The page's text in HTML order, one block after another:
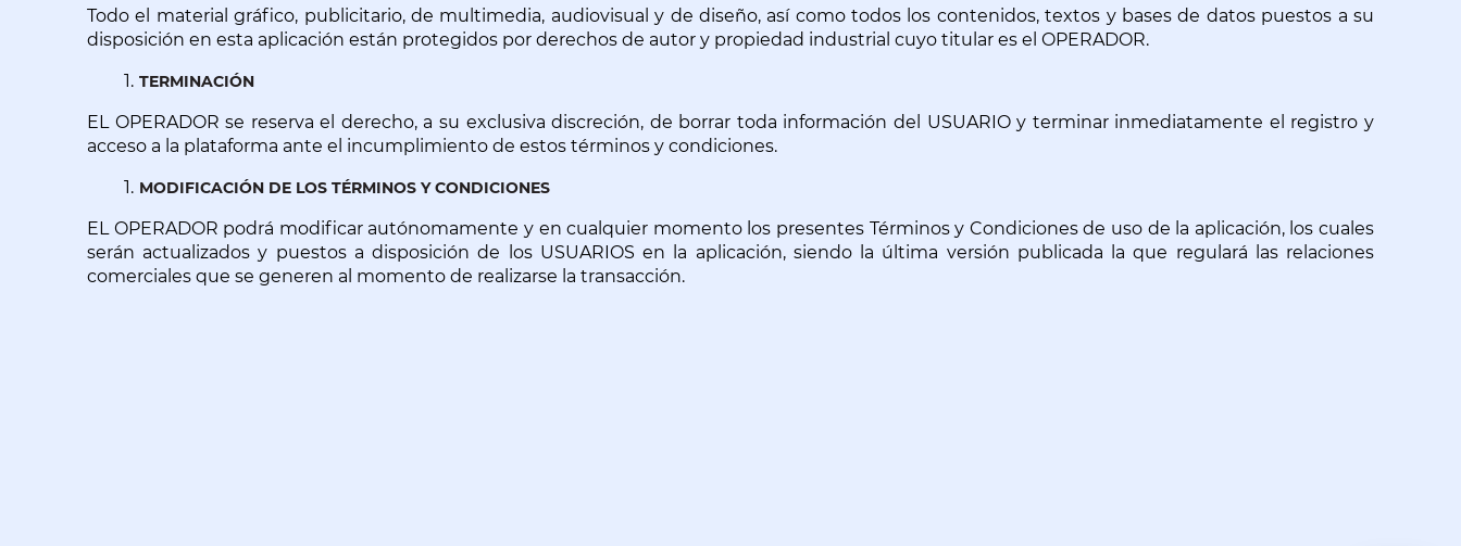
Todo el material gráfico, publicitario, de multimedia, audiovisual y de diseño, así como todos los contenidos, textos y bases de datos puestos a su
disposición en esta aplicación están protegidos por derechos de autor y propiedad industrial cuyo titular es el OPERADOR.
TERMINACIÓN
EL OPERADOR se reserva el derecho, a su exclusiva discreción, de borrar toda información del USUARIO y terminar inmediatamente el registro y
acceso a la plataforma ante el incumplimiento de estos términos y condiciones.
MODIFICACIÓN DE LOS TÉRMINOS Y CONDICIONES
EL OPERADOR podrá modificar autónomamente y en cualquier momento los presentes Términos y Condiciones de uso de la aplicación, los cuales
serán actualizados y puestos a disposición de los USUARIOS en la aplicación, siendo la última versión publicada la que regulará las relaciones
comerciales que se generen al momento de realizarse la transacción.